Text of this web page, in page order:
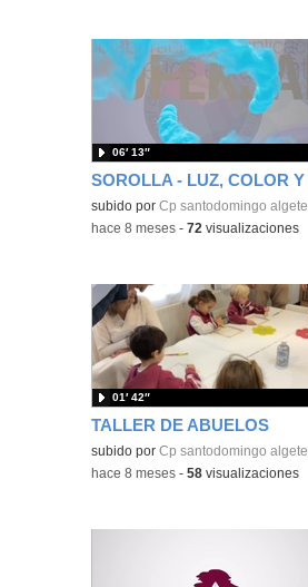
subido porCp santodomingo algete
06′ 13″
-hace 8 meses -72 visualizaciones
TALLER DE ABUELOS
subido porCp santodomingo algete
01′ 42″
-hace 8 meses -58 visualizaciones